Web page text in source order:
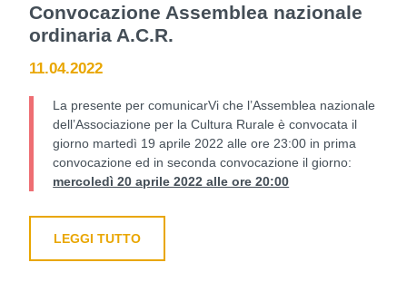
Convocazione Assemblea nazionale
ordinaria A.C.R.
11.04.2022
La presente per comunicarVi che l’Assemblea nazionale
dell’Associazione per la Cultura Rurale è convocata il
giorno martedì 19 aprile 2022 alle ore 23:00 in prima
convocazione ed in seconda convocazione il giorno:
mercoledì 20 aprile 2022 alle ore 20:00
LEGGI TUTTO